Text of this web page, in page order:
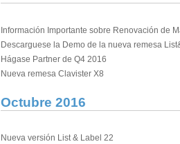
Información Importante sobre Renovación de
Descarguese la Demo de la nueva remesa
Hágase Partner de Q4 2016
Nueva remesa Clavister X8
Octubre 2016
Nueva versión List & Label 22